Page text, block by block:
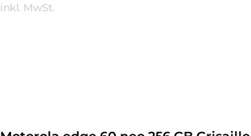
inkl. MwSt.